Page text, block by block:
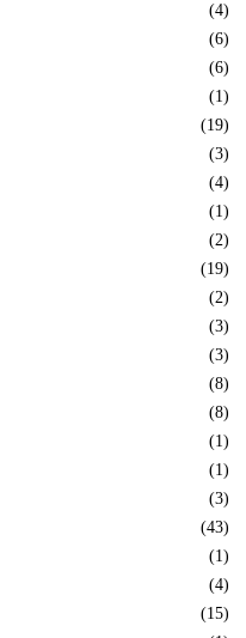
(4)
(6)
(6)
(1)
(19)
(3)
(4)
(1)
(2)
(19)
(2)
(3)
(3)
(8)
(8)
(1)
(1)
(3)
(43)
(1)
(4)
(15)